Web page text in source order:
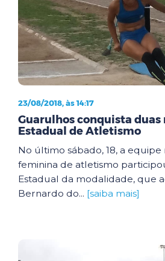
23/08/2018, às 14:17
Guarulhos conquista duas
Estadual de Atletismo
No último sábado, 18, a equipe
feminina de atletismo
Estadual da modalidade, que
Bernardo do... [saiba mais]